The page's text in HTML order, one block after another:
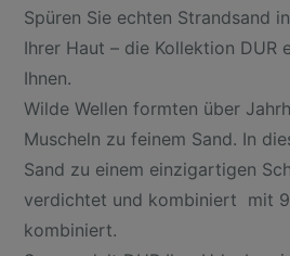
Spüren Sie echten Strandsand
Ihrer Haut – die Kollektion DUR
Ihnen.
Wilde Wellen formten über
Muscheln zu feinem Sand. In
Sand zu einem einzigartigen
verdichtet und kombiniert mit
kombiniert.